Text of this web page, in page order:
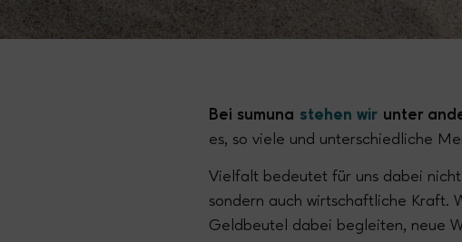
Bei sumuna stehen wir unter
es, so viele und unterschiedliche
Vielfalt bedeutet für uns dabei
sondern auch wirtschaftliche Kraft.
Geldbeutel dabei begleiten, neue